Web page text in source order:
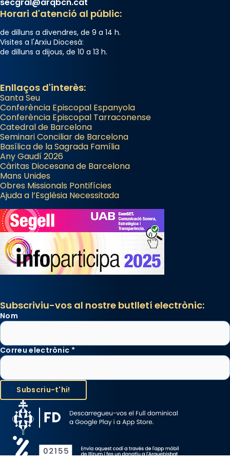
secgral@arqbcn.cat
Horari d'atenció al públic:
de dilluns a divendres, de 9 a 14 h.
Visites a l'Arxiu Diocesà:
de dilluns a dijous, de 10 a 13 h.
Enllaços d'interès:
Santa Seu
Conferència Episcopal Espanyola
Conferència Episcopal Tarraconense
Catedral de Barcelona
Seminari Conciliar de Barcelona
Basílica de la Sagrada Família
Any Gaudí 2026
Càritas Diocesana de Barcelona
Mans Unides
Obres Missionals Pontifícies
Ajuda a l’Església Necessitada
Subscriviu-vos al nostre butlletí electrònic:
Nom
Correu electrònic *